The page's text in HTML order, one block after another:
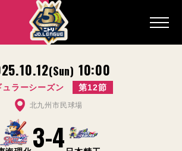
(Sun) 10:00
ュラーシーズン 第12節
北九州市民球場
3-4